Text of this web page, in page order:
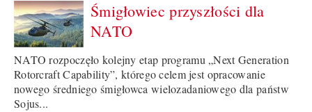
Śmigłowiec przyszłości dla
NATO
NATO rozpoczęło kolejny etap programu „Next Generation
Rotorcraft Capability”, którego celem jest opracowanie
nowego średniego śmigłowca wielozadaniowego dla państw
Sojus...